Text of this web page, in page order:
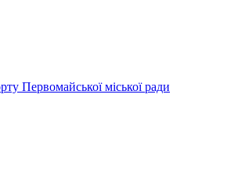
Первомайської міської ради